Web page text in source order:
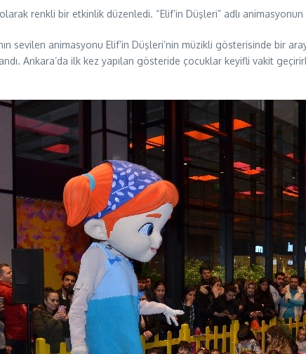
renkli bir etkinlik düzenledi. “Elif’in Düşleri” adlı
sevilen animasyonu Elif’in Düşleri’nin müzikli gösterisinde bir
Ankara’da ilk kez yapılan gösteride çocuklar keyifli vakit